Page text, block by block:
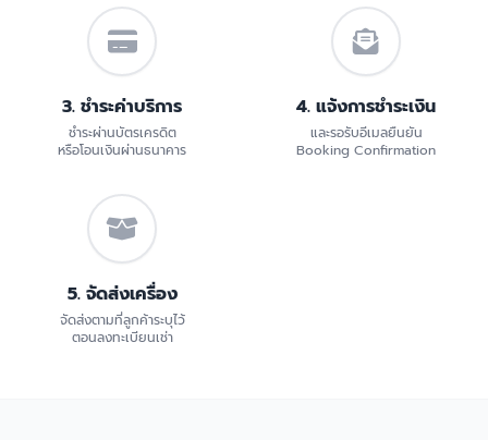
3. ชำระค่าบริการ
ชำระผ่านบัตรเครดิต
หรือโอนเงินผ่านธนาคาร
4. แจ้งการชำระเงิน
และรอรับอีเมลยืนยัน
Booking Confirmation
5. จัดส่งเครื่อง
จัดส่งตามที่ลูกค้าระบุไว้
ตอนลงทะเบียนเช่า